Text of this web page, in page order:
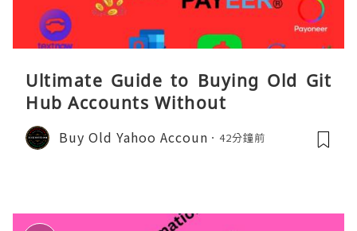
Ultimate Guide to Buying Old Git
Hub Accounts Without
Buy Old Yahoo Accoun 42分鐘前